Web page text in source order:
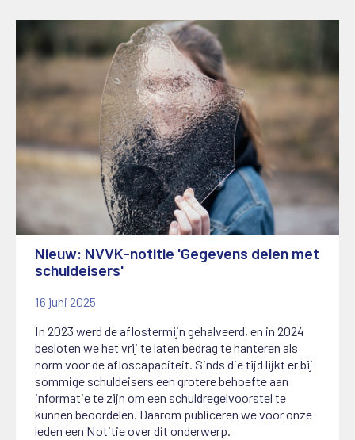
Nieuw: NVVK-notitie 'Gegevens delen met
schuldeisers'
16 juni 2025
In 2023 werd de aflostermijn gehalveerd, en in 2024
besloten we het vrij te laten bedrag te hanteren als
norm voor de afloscapaciteit. Sinds die tijd lijkt er bij
sommige schuldeisers een grotere behoefte aan
informatie te zijn om een schuldregelvoorstel te
kunnen beoordelen. Daarom publiceren we voor onze
leden een Notitie over dit onderwerp.